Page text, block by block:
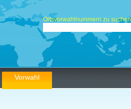
Ortsvorwahlnummern zu
Vorwahl